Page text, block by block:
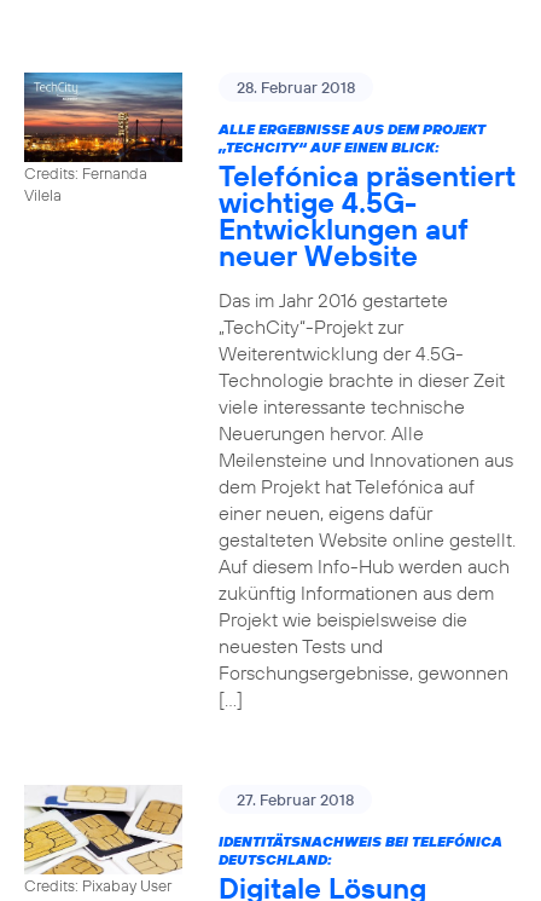
Credits: Fernanda
Vilela
28. Februar 2018
ALLE ERGEBNISSE AUS DEM PROJEKT
„TECHCITY“ AUF EINEN BLICK:
Telefónica präsentiert
wichtige 4.5G-
Entwicklungen auf
neuer Website
Das im Jahr 2016 gestartete
„TechCity“-Projekt zur
Weiterentwicklung der 4.5G-
Technologie brachte in dieser Zeit
viele interessante technische
Neuerungen hervor. Alle
Meilensteine und Innovationen aus
dem Projekt hat Telefónica auf
einer neuen, eigens dafür
gestalteten Website online gestellt.
Auf diesem Info-Hub werden auch
zukünftig Informationen aus dem
Projekt wie beispielsweise die
neuesten Tests und
Forschungsergebnisse, gewonnen
[…]
Credits: Pixabay User
27. Februar 2018
IDENTITÄTSNACHWEIS BEI TELEFÓNICA
DEUTSCHLAND:
Digitale Lösung